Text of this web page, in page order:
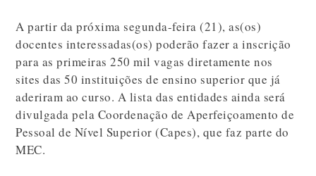
A partir da próxima segunda-feira (21), as(os)
docentes interessadas(os) poderão fazer a inscrição
para as primeiras 250 mil vagas diretamente nos
sites das 50 instituições de ensino superior que já
aderiram ao curso. A lista das entidades ainda será
divulgada pela Coordenação de Aperfeiçoamento de
Pessoal de Nível Superior (Capes), que faz parte do
MEC.